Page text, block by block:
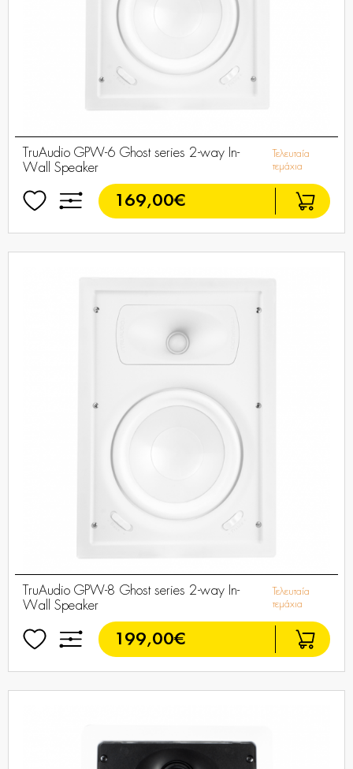
TruAudio GPW-6 Ghost series 2-way In-
Wall Speaker
Τελευταία
τεμάχια
169,00€
TruAudio GPW-8 Ghost series 2-way In-
Wall Speaker
Τελευταία
τεμάχια
199,00€